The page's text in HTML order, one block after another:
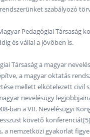
szabályozó
Pedagógiai Társaság
és vállal a jövőben is.
Társaság a magyar
a magyar oktatás
mellett elkötelezett civil
nevelésügy
ban a VII. Nevelésügyi
követő
a nemzetközi gyakorlat